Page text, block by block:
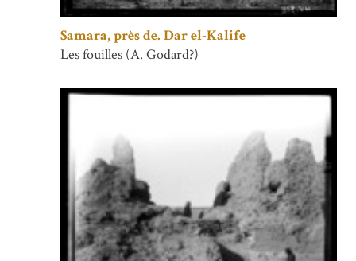
Samara, près de. Dar el-Kalife
Les fouilles (A. Godard?)